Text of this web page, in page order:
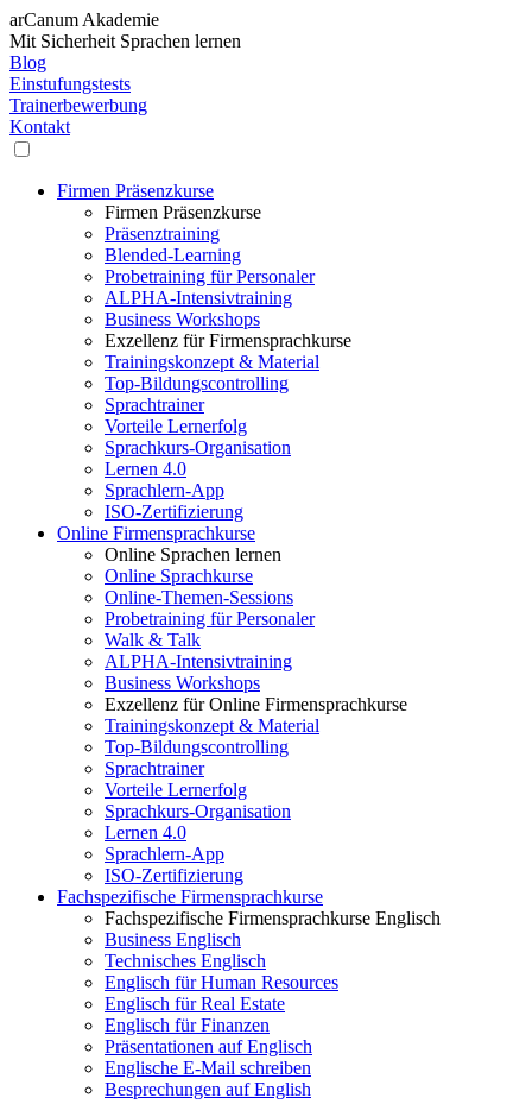
arCanum Akademie
Mit Sicherheit Sprachen lernen
Blog
Einstufungstests
Trainerbewerbung
Kontakt
Firmen Präsenzkurse
Firmen Präsenzkurse
Präsenztraining
Blended-Learning
Probetraining für Personaler
ALPHA-Intensivtraining
Business Workshops
Exzellenz für Firmensprachkurse
Trainingskonzept & Material
Top-Bildungscontrolling
Sprachtrainer
Vorteile Lernerfolg
Sprachkurs-Organisation
Lernen 4.0
Sprachlern-App
ISO-Zertifizierung
Online Firmensprachkurse
Online Sprachen lernen
Online Sprachkurse
Online-Themen-Sessions
Probetraining für Personaler
Walk & Talk
ALPHA-Intensivtraining
Business Workshops
Exzellenz für Online Firmensprachkurse
Trainingskonzept & Material
Top-Bildungscontrolling
Sprachtrainer
Vorteile Lernerfolg
Sprachkurs-Organisation
Lernen 4.0
Sprachlern-App
ISO-Zertifizierung
Fachspezifische Firmensprachkurse
Fachspezifische Firmensprachkurse Englisch
Business Englisch
Technisches Englisch
Englisch für Human Resources
Englisch für Real Estate
Englisch für Finanzen
Präsentationen auf Englisch
Englische E-Mail schreiben
Besprechungen auf English